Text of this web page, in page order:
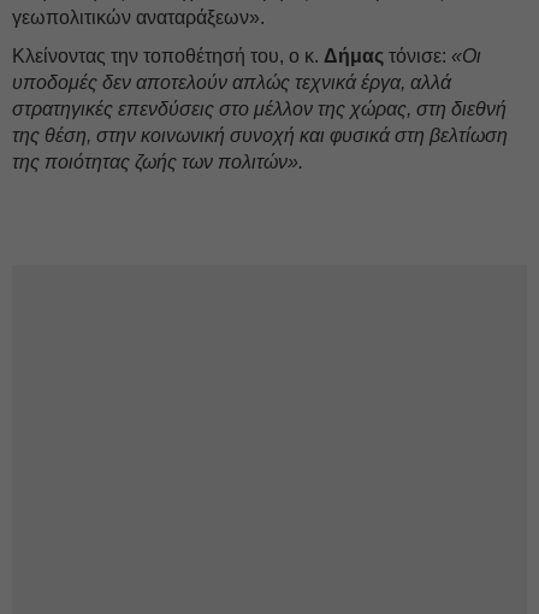
γεωπολιτικών αναταράξεων».
Κλείνοντας την τοποθέτησή του, ο κ. Δήμας τόνισε: «Οι
υποδομές δεν αποτελούν απλώς τεχνικά έργα, αλλά
στρατηγικές επενδύσεις στο μέλλον της χώρας, στη διεθνή
της θέση, στην κοινωνική συνοχή και φυσικά στη βελτίωση
της ποιότητας ζωής των πολιτών».